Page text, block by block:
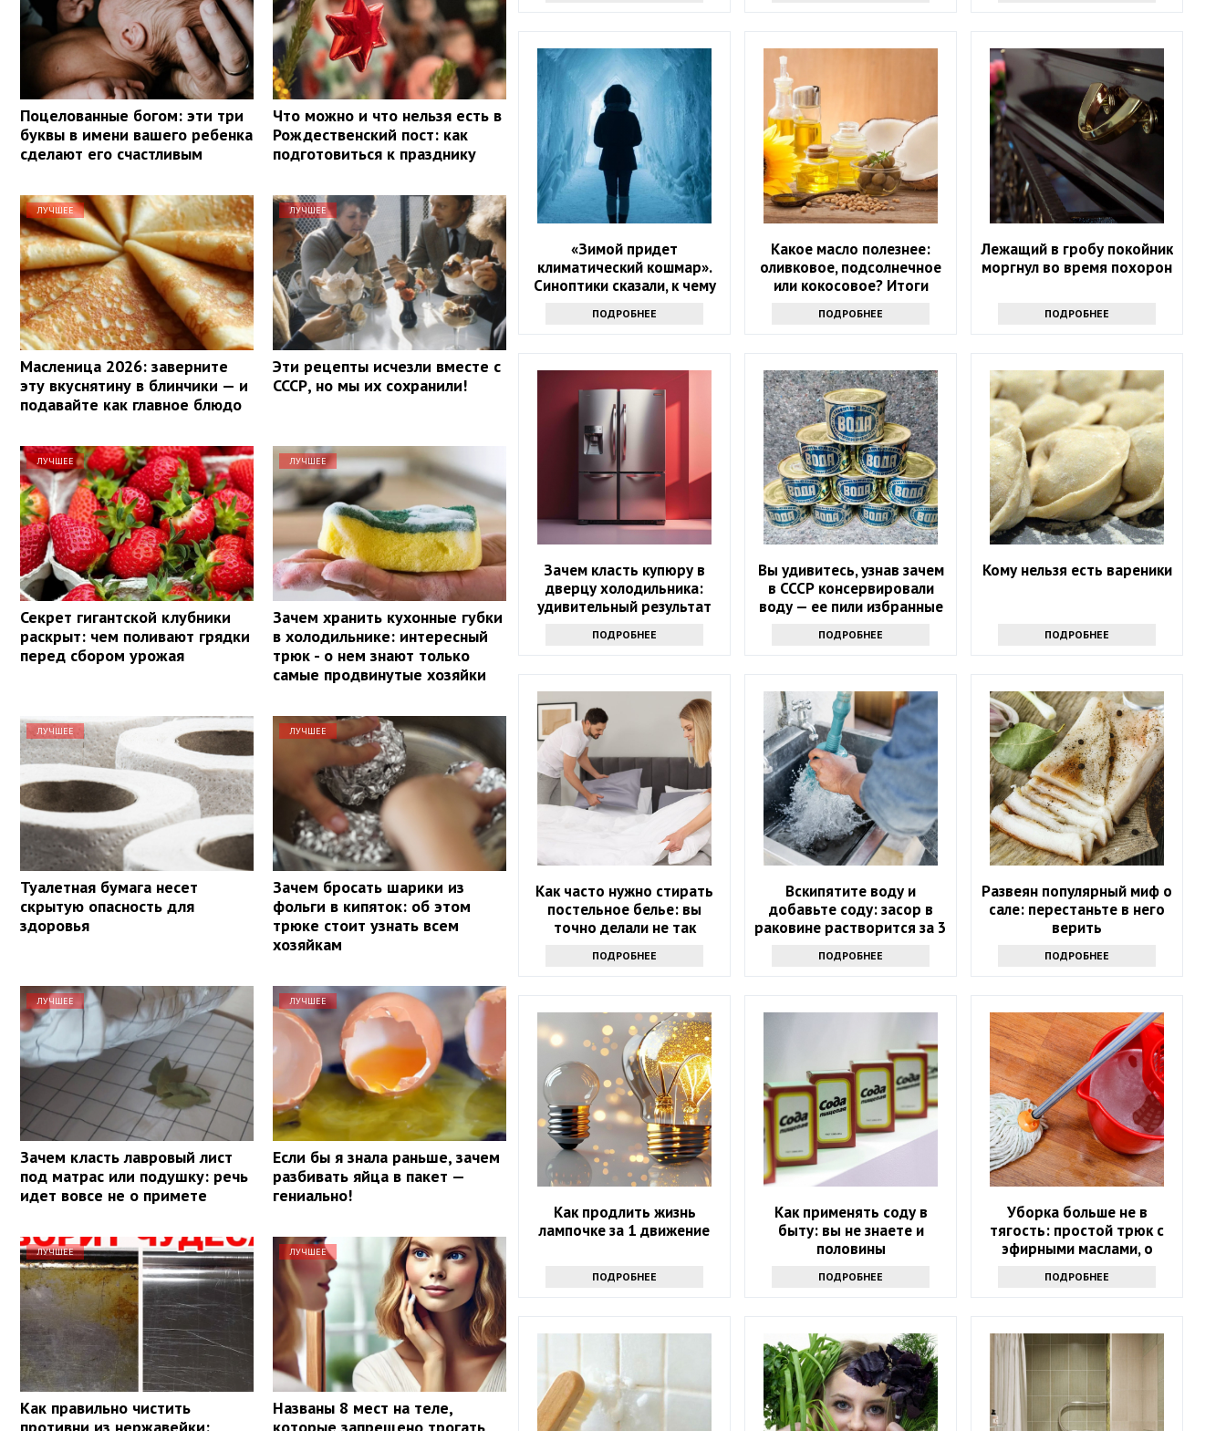
Поцелованные богом: эти три
буквы в имени вашего ребенка
сделают его счастливым
Что можно и что нельзя есть в
Рождественский пост: как
подготовиться к празднику
ЛУЧШЕЕ
Масленица 2026: заверните
эту вкуснятину в блинчики — и
подавайте как главное блюдо
ЛУЧШЕЕ
Эти рецепты исчезли вместе с
СССР, но мы их сохранили!
ЛУЧШЕЕ
Секрет гигантской клубники
раскрыт: чем поливают грядки
перед сбором урожая
ЛУЧШЕЕ
Зачем хранить кухонные губки
в холодильнике: интересный
трюк - о нем знают только
самые продвинутые хозяйки
ЛУЧШЕЕ
Туалетная бумага несет
скрытую опасность для
здоровья
ЛУЧШЕЕ
Зачем бросать шарики из
фольги в кипяток: об этом
трюке стоит узнать всем
хозяйкам
ЛУЧШЕЕ
Зачем класть лавровый лист
под матрас или подушку: речь
идет вовсе не о примете
ЛУЧШЕЕ
Если бы я знала раньше, зачем
разбивать яйца в пакет —
гениально!
ЛУЧШЕЕ
Как правильно чистить
противни из нержавейки:
ЛУЧШЕЕ
Названы 8 мест на теле,
которые запрещено трогать,
«Зимой придет
климатический кошмар».
Синоптики сказали, к чему
ПОДРОБНЕЕ
Какое масло полезнее:
оливковое, подсолнечное
или кокосовое? Итоги
ПОДРОБНЕЕ
Лежащий в гробу покойник
моргнул во время похорон
ПОДРОБНЕЕ
Зачем класть купюру в
дверцу холодильника:
удивительный результат
ПОДРОБНЕЕ
Вы удивитесь, узнав зачем
в СССР консервировали
воду — ее пили избранные
ПОДРОБНЕЕ
Кому нельзя есть вареники
ПОДРОБНЕЕ
Как часто нужно стирать
постельное белье: вы
точно делали не так
ПОДРОБНЕЕ
Вскипятите воду и
добавьте соду: засор в
раковине растворится за 3
ПОДРОБНЕЕ
Развеян популярный миф о
сале: перестаньте в него
верить
ПОДРОБНЕЕ
Как продлить жизнь
лампочке за 1 движение
ПОДРОБНЕЕ
Как применять соду в
быту: вы не знаете и
половины
ПОДРОБНЕЕ
Уборка больше не в
тягость: простой трюк с
эфирными маслами, о
ПОДРОБНЕЕ